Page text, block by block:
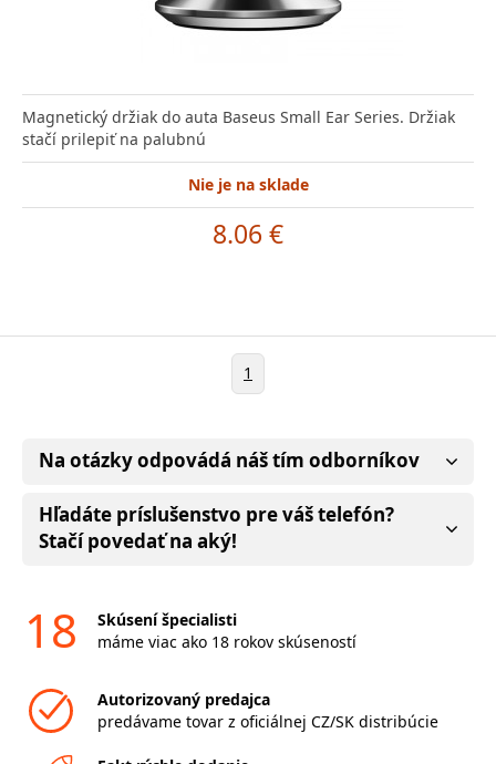
Magnetický držiak do auta Baseus Small Ear Series. Držiak
stačí prilepiť na palubnú
Nie je na sklade
8.06 €
1
Na otázky odpovádá náš tím odborníkov
Hľadáte príslušenstvo pre váš telefón?
Stačí povedať na aký!
18
Skúsení špecialisti
máme viac ako 18 rokov skúseností
Autorizovaný predajca
predávame tovar z oficiálnej CZ/SK distribúcie